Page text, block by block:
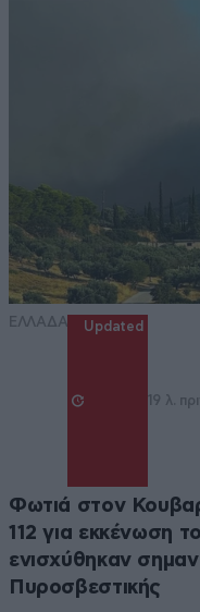
ΕΛΛΑΔΑ Updated
19 λ.
Φωτιά στον
112 για εκκένωση
ενισχύθηκαν
Πυροσβεστικής